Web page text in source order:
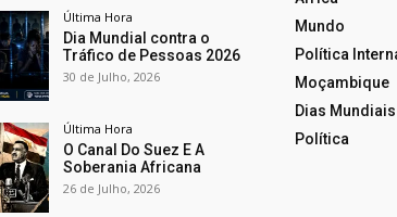
Última Hora
Dia Mundial contra o
Tráfico de Pessoas 2026
30 de Julho, 2026
Última Hora
O Canal Do Suez E A
Soberania Africana
26 de Julho, 2026
Mundo
Política
Moçambique
Dias
Política